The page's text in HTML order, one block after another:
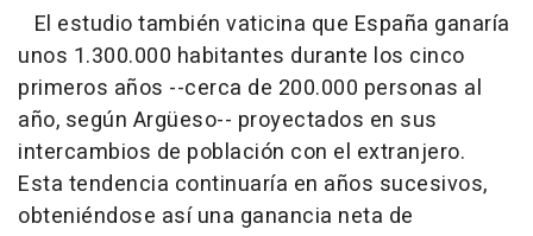
El estudio también vaticina que España ganaría
unos 1.300.000 habitantes durante los cinco
primeros años --cerca de 200.000 personas al
año, según Argüeso-- proyectados en sus
intercambios de población con el extranjero.
Esta tendencia continuaría en años sucesivos,
obteniéndose así una ganancia neta de